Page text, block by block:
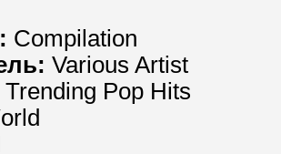
Compilation
Various Artist
Trending Pop Hits